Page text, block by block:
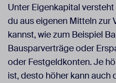
Unter Eigenkapital
du aus eigenen Mitteln zur
kannst, wie zum Beispiel
Bausparverträge oder
oder Festgeldkonten. Je
ist, desto höher kann auch